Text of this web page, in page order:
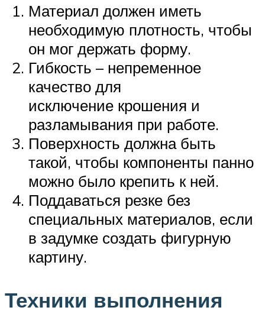
Материал должен иметь
необходимую плотность, чтобы
он мог держать форму.
Гибкость – непременное
качество для
исключение крошения и
разламывания при работе.
Поверхность должна быть
такой, чтобы компоненты панно
можно было крепить к ней.
Поддаваться резке без
специальных материалов, если
в задумке создать фигурную
картину.
Техники выполнения